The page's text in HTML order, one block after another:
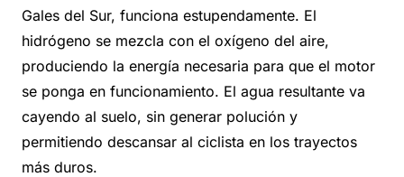
Gales del Sur, funciona estupendamente. El
hidrógeno se mezcla con el oxígeno del aire,
produciendo la energía necesaria para que el motor
se ponga en funcionamiento. El agua resultante va
cayendo al suelo, sin generar polución y
permitiendo descansar al ciclista en los trayectos
más duros.